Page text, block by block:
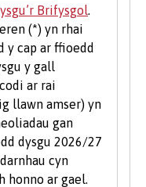
gynnwys
ac yn
ar
Brifysgol
(*) yn rhai
y cap ar ffioedd
y gall
ar rai
llawn amser) yn
gan
dysgu 2026/27
cyn
ar gael.